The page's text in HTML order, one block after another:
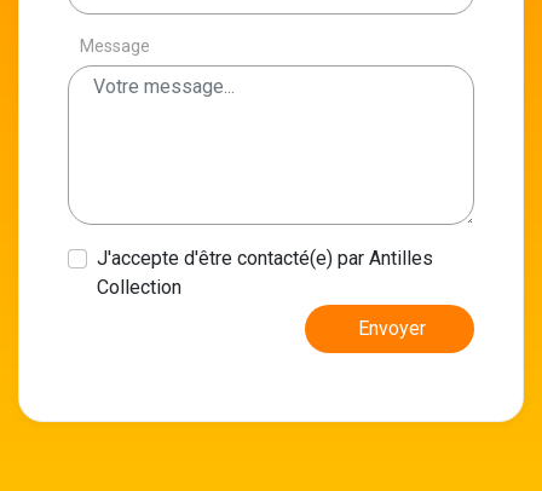
Message
J'accepte d'être contacté(e) par Antilles
Collection
Envoyer